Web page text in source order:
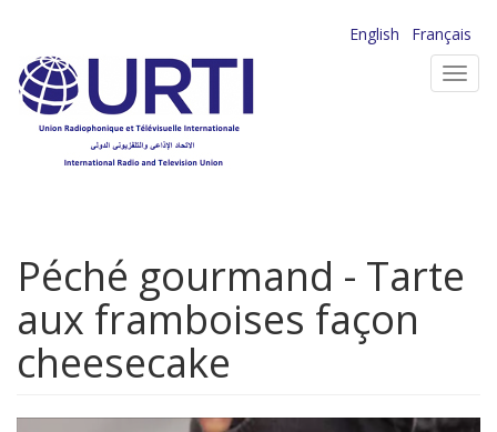
contenu
principal
English
Français
Péché gourmand - Tarte
aux framboises façon
cheesecake